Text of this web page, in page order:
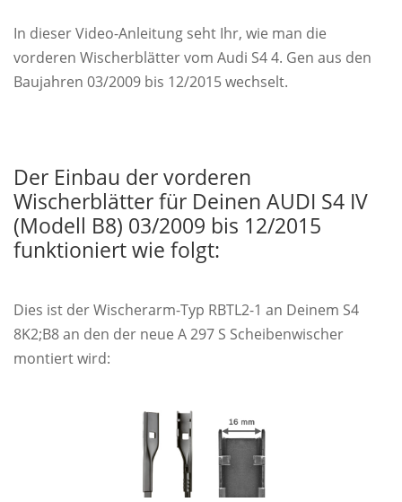
In dieser Video-Anleitung seht Ihr, wie man die
vorderen Wischerblätter vom Audi S4 4. Gen aus den
Baujahren 03/2009 bis 12/2015 wechselt.
Der Einbau der vorderen
Wischerblätter für Deinen AUDI S4 IV
(Modell B8) 03/2009 bis 12/2015
funktioniert wie folgt:
Dies ist der Wischerarm-Typ RBTL2-1 an Deinem S4
8K2;B8 an den der neue A 297 S Scheibenwischer
montiert wird: